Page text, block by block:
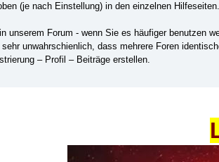
(je nach Einstellung) in den einzelnen Hilfeseiten.
unserem Forum - wenn Sie es häufiger benutzen
unwahrschienlich, dass mehrere Foren
– Profil – Beiträge erstellen.